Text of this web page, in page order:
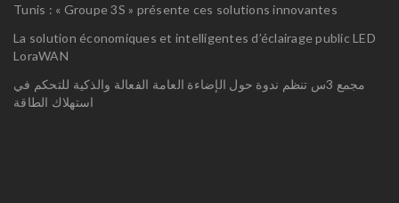
Tunis : « Groupe 3S » présente ces solutions innovantes
La solution économiques et intelligentes d’éclairage public LED
LoraWAN
مجمع 3س تنظم ندوة حول الإضاءة العامة الفعالة والذكية للتحكم في
استهلاك الطاقة